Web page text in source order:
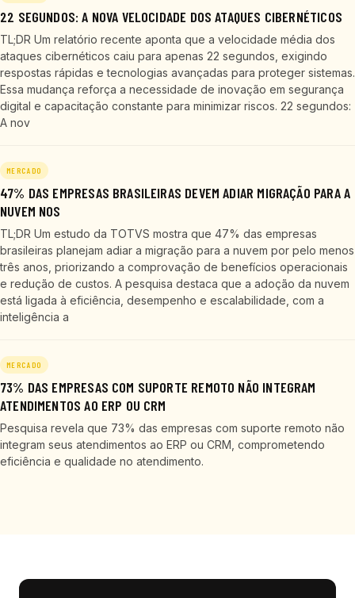
22 SEGUNDOS: A NOVA VELOCIDADE DOS ATAQUES CIBERNÉTICOS
TL;DR Um relatório recente aponta que a velocidade média dos
ataques cibernéticos caiu para apenas 22 segundos, exigindo
respostas rápidas e tecnologias avançadas para proteger sistemas.
Essa mudança reforça a necessidade de inovação em segurança
digital e capacitação constante para minimizar riscos. 22 segundos:
A nov
MERCADO
47% DAS EMPRESAS BRASILEIRAS DEVEM ADIAR MIGRAÇÃO PARA A
NUVEM NOS
TL;DR Um estudo da TOTVS mostra que 47% das empresas
brasileiras planejam adiar a migração para a nuvem por pelo menos
três anos, priorizando a comprovação de benefícios operacionais
e redução de custos. A pesquisa destaca que a adoção da nuvem
está ligada à eficiência, desempenho e escalabilidade, com a
inteligência a
MERCADO
73% DAS EMPRESAS COM SUPORTE REMOTO NÃO INTEGRAM
ATENDIMENTOS AO ERP OU CRM
Pesquisa revela que 73% das empresas com suporte remoto não
integram seus atendimentos ao ERP ou CRM, comprometendo
eficiência e qualidade no atendimento.